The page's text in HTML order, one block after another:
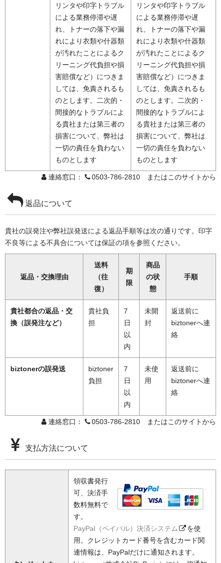
リンタや印字トラブル
による業務停滞や遅
れ、トナーの落下や漏
れにより衣類や什器類
が汚れたことによるク
リーニング代負担や損
害賠償など）につきま
しては、免責されるも
のとします。二次的・
間接的なトラブルによ
る貴社または第三者の
損害について、弊社は
一切の責任を負わない
ものとします
リンタや印字トラブル
による業務停滞や遅
れ、トナーの落下や漏
れにより衣類や什器類
が汚れたことによるク
リーニング代負担や損
害賠償など）につきま
しては、免責されるも
のとします。二次的・
間接的なトラブルによ
る貴社または第三者の
損害について、弊社は
一切の責任を負わない
ものとします
連絡窓口： 0503-786-2810 またはこのサイトから
返品について
貴社の誤発注や弊社誤発送による返品手順等は次の通りです。印字
不良等による不具合については保証の項を参照ください。
返品・交換理由
送料
（往
復）
期
限
商品
の状
態
手順
貴社都合の返品・交
換（誤発注など）
貴社負
担
7
日
以
内
未開
封
返送前に
biztonerへ連
絡
biztonerの誤発送
biztoner
負担
7
日
以
内
未使
用
返送前に
biztonerへ連
絡
連絡窓口： 0503-786-2810 またはこのサイトから
支払方法について
領収書発行
可、決済手
数料無料で
す。
PayPal（ペイパル）決済システム
を使
用。クレジットカード番号を含むカード関
連情報は、PayPalだけに通知されます。